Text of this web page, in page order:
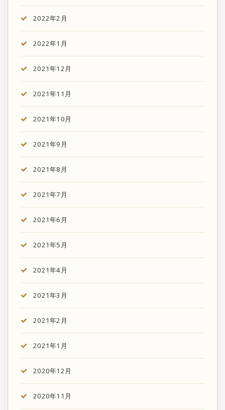
2022年2月
2022年1月
2021年12月
2021年11月
2021年10月
2021年9月
2021年8月
2021年7月
2021年6月
2021年5月
2021年4月
2021年3月
2021年2月
2021年1月
2020年12月
2020年11月